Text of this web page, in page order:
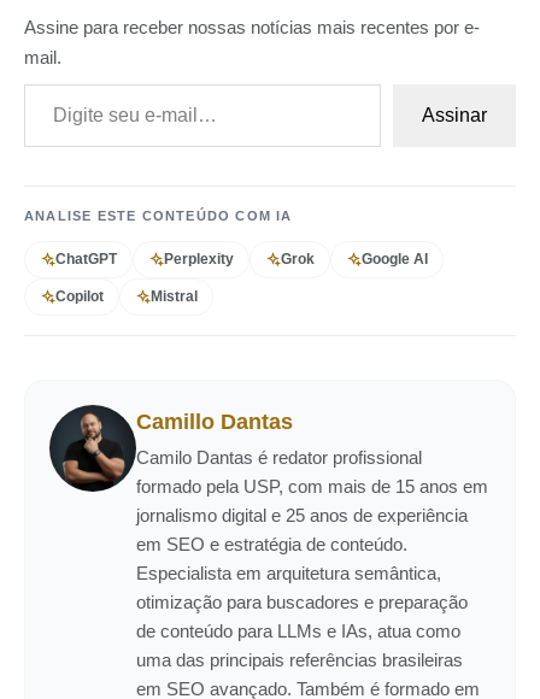
Assine para receber nossas notícias mais recentes por e-
mail.
Digite seu e-mail…
Assinar
ANALISE ESTE CONTEÚDO COM IA
ChatGPT Perplexity Grok Google AI
Copilot Mistral
Camillo Dantas
Camilo Dantas é redator profissional
formado pela USP, com mais de 15 anos em
jornalismo digital e 25 anos de experiência
em SEO e estratégia de conteúdo.
Especialista em arquitetura semântica,
otimização para buscadores e preparação
de conteúdo para LLMs e IAs, atua como
uma das principais referências brasileiras
em SEO avançado. Também é formado em